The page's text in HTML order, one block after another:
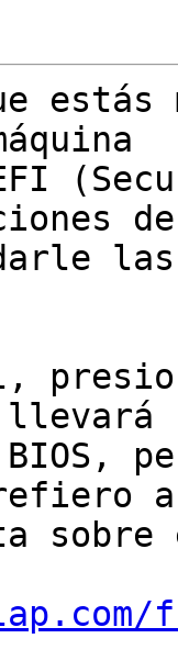
estás
llevará
sobre